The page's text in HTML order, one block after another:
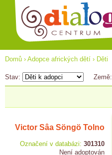
Domů › Adopce afrických dětí › Děti
Stav: Země:
Victor Sâa Söngö Tolno
Označení v databázi: 301310
Není adoptován